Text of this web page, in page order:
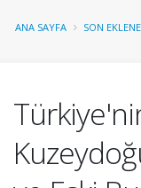
ANA SAYFA SON